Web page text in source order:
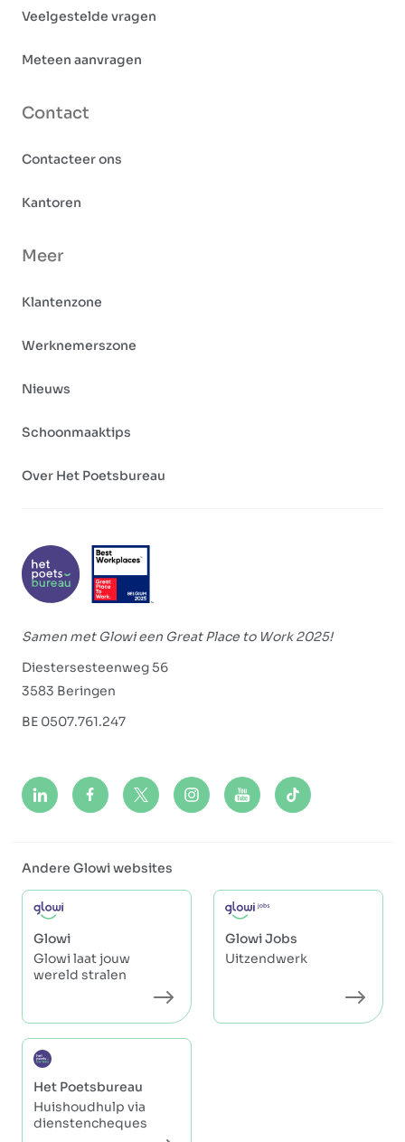
Samen met Glowi een Great Place to Work 2025!
Diestersesteenweg 56
3583 Beringen
BE 0507.761.247
Veelgestelde vragen
Meteen aanvragen
Contact
Contacteer ons
Kantoren
Meer
Klantenzone
Werknemerszone
Nieuws
Schoonmaaktips
Over Het Poetsbureau
Andere Glowi websites
Glowi
Glowi laat jouw
wereld stralen
Glowi Jobs
Uitzendwerk
Het Poetsbureau
Huishoudhulp via
dienstencheques